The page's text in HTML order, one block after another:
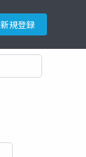
新規登録